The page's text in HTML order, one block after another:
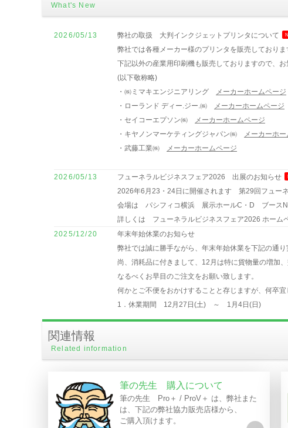
What's New
2026/05/13 弊社の取扱 大判インクジェットプリンタについて
弊社では各種メーカー様のプリンタを販売しておりま
下記以外の産業用印刷機も販売しておりますので、お
(以下敬称略)
・㈱ミマキエンジニアリング
メーカーホームページ
・ローランド ディー.ジー.㈱
メーカーホームページ
・セイコーエプソン㈱
メーカーホームページ
・キヤノンマーケティングジャパン㈱
メーカーホ
・武藤工業㈱
メーカーホームページ
2026/05/13 フューネラルビジネスフェア2026 出展のお知らせ
2026年6月23・24日に開催されます 第29回フュー
会場は パシフィコ横浜 展示ホールC・D ブース
詳しくは フューネラルビジネスフェア2026 ホーム
2025/12/20
年末年始休業のお知らせ
弊社では誠に勝手ながら、年末年始休業を下記の通
尚、消耗品に付きまして、12月は特に貨物量の増加
なるべくお早目のご注文をお願い致します。
何かとご不便をおかけすることと存じますが、何卒
1．休業期間 12月27日(土) ～ 1月4日(日)
2．消耗品ご注文受付 最終受付日 12月22日(月)
2024/12/15
2025年2月4～7日に開催されます 第51回 国際ホテ
会場は 東京ビッグサイト「東展示棟6ホール」ブー
詳しくはホテル・レストランショーホームページ
2024/12/10
年末年始休業のお知らせ
弊社では誠に勝手ながら、年末年始休業を下記の通
関連情報
Related information
筆の先生 購入について
筆の先生 Pro＋ / ProV＋ は、弊社また
は、下記の弊社協力販売店様から、
ご購入頂けます。